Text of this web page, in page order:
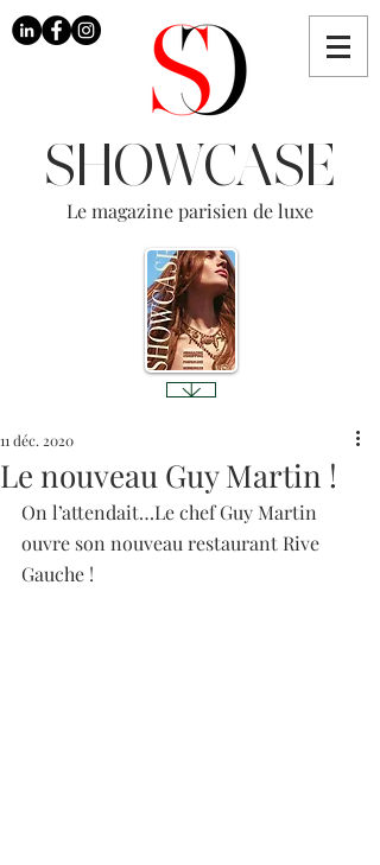
SHOWCASE
Le magazine parisien de luxe
Le nouveau Guy Martin !
11 déc. 2020
On l’attendait…Le chef Guy Martin
ouvre son nouveau restaurant Rive
Gauche !